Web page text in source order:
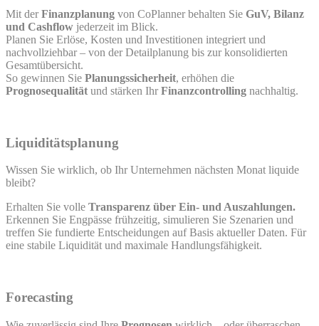
Mit derFinanzplanung von CoPlanner behalten Sie GuV, Bilanz
und Cashflow jederzeit im Blick.
Planen Sie Erlöse, Kosten und Investitionen integriert und
nachvollziehbar – von der Detailplanung bis zur konsolidierten
Gesamtübersicht.
So gewinnen Sie Planungssicherheit, erhöhen die
Prognosequalität und stärken IhrFinanzcontrolling nachhaltig.
Liquiditätsplanung
Wissen Sie wirklich, ob Ihr Unternehmen nächsten Monat liquide
bleibt?
Erhalten Sie volle Transparenz über Ein- und Auszahlungen.
Erkennen Sie Engpässe frühzeitig, simulieren Sie Szenarien und
treffen Sie fundierte Entscheidungen auf Basis aktueller Daten. Für
eine stabile Liquidität und maximale Handlungsfähigkeit.
Forecasting